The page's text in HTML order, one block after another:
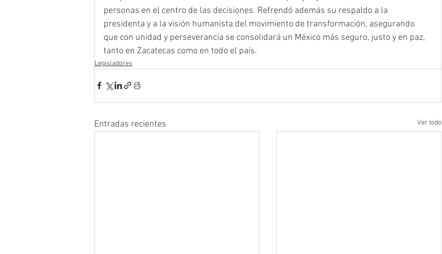
personas en el centro de las decisiones. Refrendó además su respaldo a la
presidenta y a la visión humanista del movimiento de transformación, asegurando
que con unidad y perseverancia se consolidará un México más seguro, justo y en paz,
tanto en Zacatecas como en todo el país.
Legisladores
Entradas recientes Ver todo